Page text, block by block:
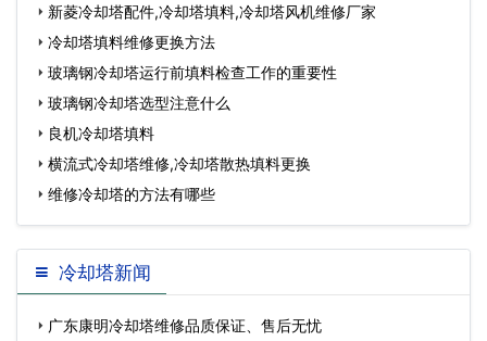
新菱冷却塔配件,冷却塔填料,冷却塔风机维修厂家
冷却塔填料维修更换方法
玻璃钢冷却塔运行前填料检查工作的重要性
玻璃钢冷却塔选型注意什么
良机冷却塔填料
横流式冷却塔维修,冷却塔散热填料更换
维修冷却塔的方法有哪些
冷却塔新闻
广东康明冷却塔维修品质保证、售后无忧